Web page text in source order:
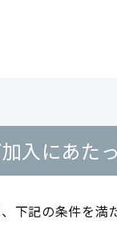
入にあた
下記の条件を満